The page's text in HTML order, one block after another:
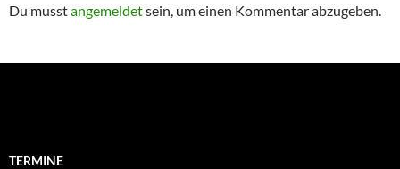
Du musstangemeldetsein, um einen Kommentar abzugeben.
TERMINE